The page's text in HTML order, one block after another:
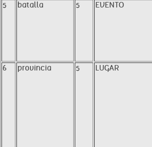
5 batalla 5 EVENTO
6 provincia 5 LUGAR